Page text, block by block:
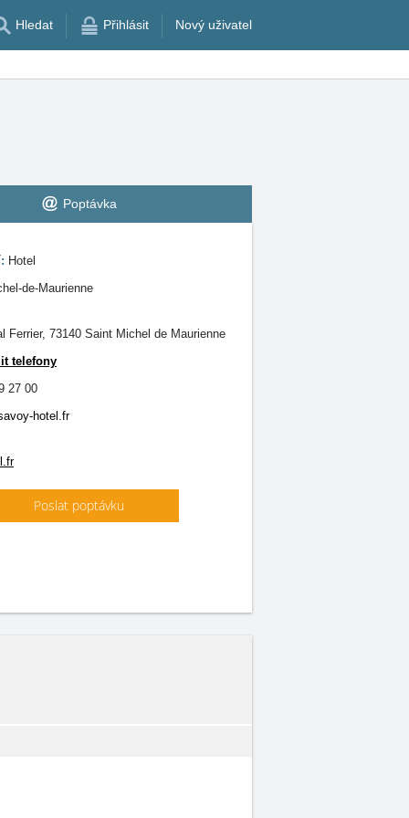
Hledat Přihlásit Nový uživatel
Poptávka
Hotel
de-Maurienne
Ferrier, 73140 Saint Michel de Maurienne
telefony
27 00
hotel.fr
Poslat poptávku